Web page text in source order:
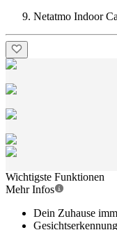
Netatmo Indoor
Wichtigste Funktionen
Mehr Infos
Dein Zuhause